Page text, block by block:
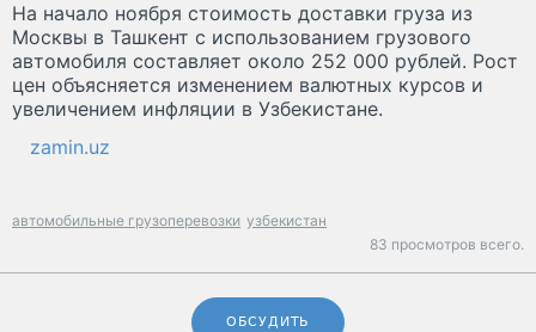
На начало ноября стоимость доставки груза из
Москвы в Ташкент с использованием грузового
автомобиля составляет около 252 000 рублей. Рост
цен объясняется изменением валютных курсов и
увеличением инфляции в Узбекистане.
zamin.uz
автомобильные грузоперевозки узбекистан
83 просмотров всего.
ОБСУДИТЬ